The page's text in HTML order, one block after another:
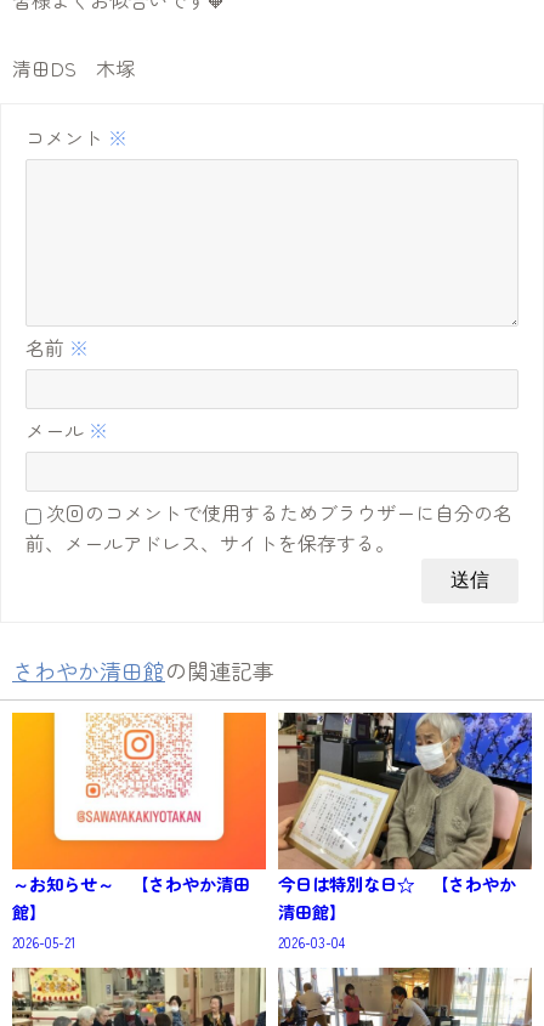
清田DS 木塚
コメント ※
名前 ※
メール ※
次回のコメントで使用するためブラウザーに自分の名
前、メールアドレス、サイトを保存する。
さわやか清田館の関連記事
～お知らせ～ 【さわやか清田
館】
2026-05-21
今日は特別な日☆ 【さわやか
清田館】
2026-03-04